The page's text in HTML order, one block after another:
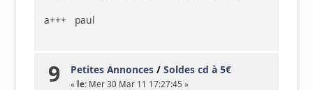
a+++ paul
9 Petites Annonces /Soldes cd à 5€
« le: Mer 30 Mar 11 17:27:45 »